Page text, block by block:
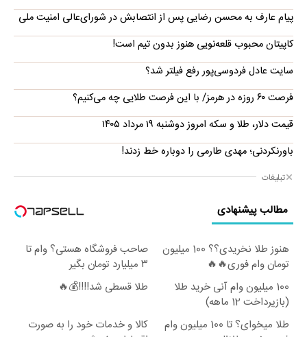
پیام عارف به محسن رضایی پس از انتصابش در شورای‌عالی امنیت ملی
کاپیتان محبوب قلعه‌نویی هنوز بدون تیم است!
سایت عادل فردوسی‌پور رفع فیلتر شد؟
فرصت ۶۰ روزه در هرمز/ با این فرصت طلایی چه می‌کنیم؟
قیمت دلار، طلا و سکه امروز دوشنبه ۱۹ مرداد ۱۴۰۵
باورنکردنی؛ مهدی طارمی را دوباره خط زدند!
تبلیغات
مطالب پیشنهادی
هنوز طلا نخریدی؟؟ 100 میلیون
تومان وام فوری🔥🔥
صاحب فروشگاه هستی؟ وام تا
۳ میلیارد تومان بگیر
100 میلیون وام آنی خرید طلا
(بازپرداخت 12 ماهه)
طلا قسطی شد!!!!💰🔥
طلا میخوای؟ تا 100 میلیون وام
کالا و خدمات خود را به صورت